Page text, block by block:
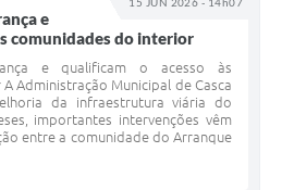
e
comunidades do interior
e qualificam o acesso às
Administração Municipal de Casca
da infraestrutura viária do
importantes intervenções vêm
entre a comunidade do Arranque